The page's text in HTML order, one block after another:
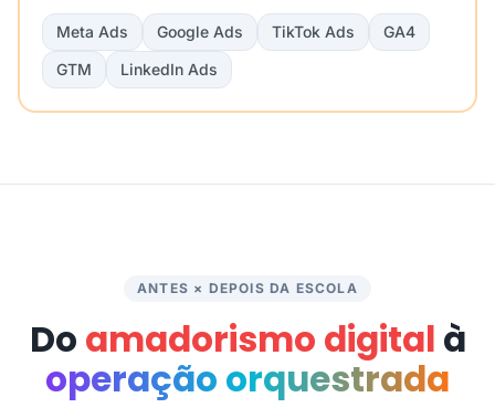
Meta Ads Google Ads TikTok Ads
GA4
GTM
LinkedIn Ads
ANTES × DEPOIS DA ESCOLA
Do amadorismo digital à
operação orquestrada